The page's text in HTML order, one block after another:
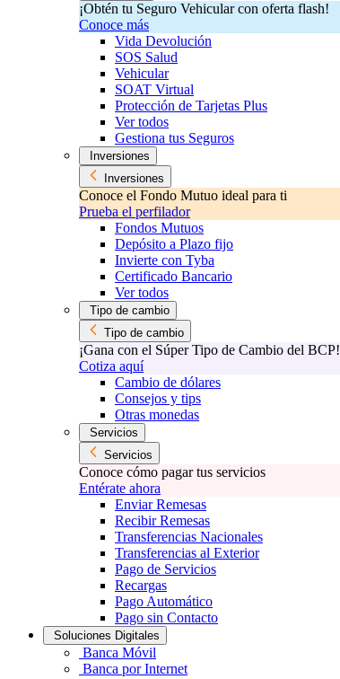
¡Obtén tu Seguro Vehicular con oferta flash!
Conoce más
Vida Devolución
SOS Salud
Vehicular
SOAT Virtual
Protección de Tarjetas Plus
Ver todos
Gestiona tus Seguros
Inversiones
Inversiones
Conoce el Fondo Mutuo ideal para ti
Prueba el perfilador
Fondos Mutuos
Depósito a Plazo fijo
Invierte con Tyba
Certificado Bancario
Ver todos
Tipo de cambio
Tipo de cambio
¡Gana con el Súper Tipo de Cambio del BCP!
Cotiza aquí
Cambio de dólares
Consejos y tips
Otras monedas
Servicios
Servicios
Conoce cómo pagar tus servicios
Entérate ahora
Enviar Remesas
Recibir Remesas
Transferencias Nacionales
Transferencias al Exterior
Pago de Servicios
Recargas
Pago Automático
Pago sin Contacto
Soluciones Digitales
Banca Móvil
Banca por Internet